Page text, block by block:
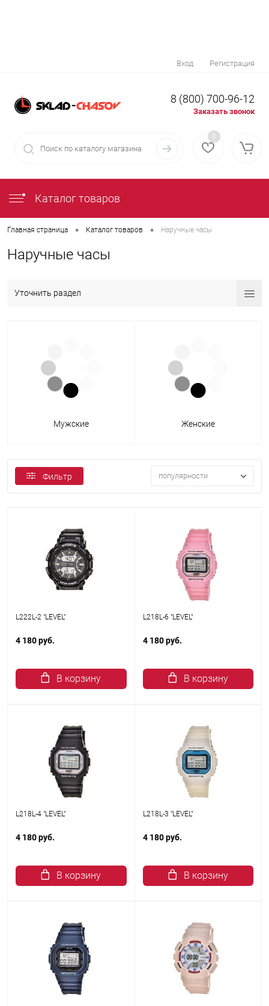
Вход Регистрация
8 (800) 700-96-12
Заказать звонок
0
Каталог товаров
Главная страница • Каталог товаров • Наручные часы
Наручные часы
Уточнить раздел
Мужские Женские
Фильтр популярности
L222L-2 "LEVEL"
4 180 руб.
В корзину
L218L-6 "LEVEL"
4 180 руб.
В корзину
L218L-4 "LEVEL"
4 180 руб.
В корзину
L218L-3 "LEVEL"
4 180 руб.
В корзину